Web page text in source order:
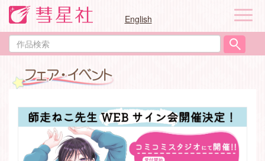
English
作
品
ナ
ゲ
ー